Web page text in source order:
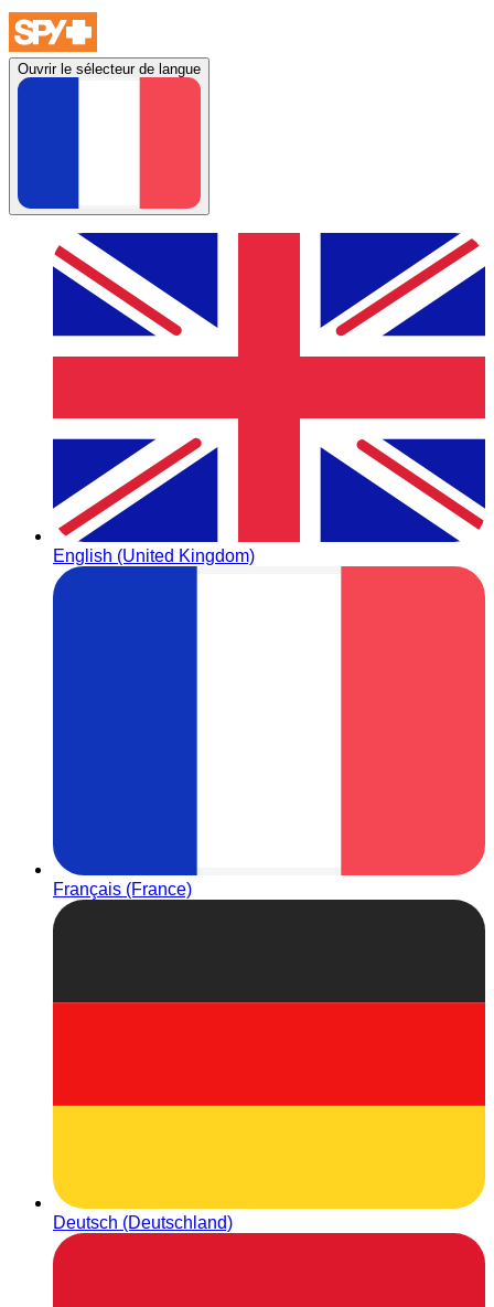
Ouvrir le sélecteur de langue
English (United Kingdom)
Français (France)
Deutsch (Deutschland)